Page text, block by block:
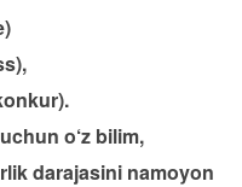
o‘z bilim,
darajasini namoyon